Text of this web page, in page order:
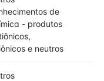
de
- produtos
e neutros